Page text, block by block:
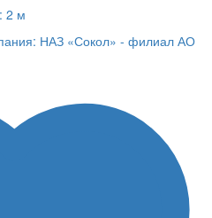
2 м
НАЗ «Сокол» - филиал АО